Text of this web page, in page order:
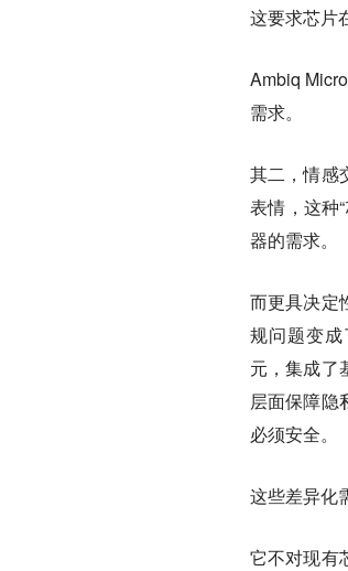
这要求芯片
Ambiq
需求。
其二，情感
表情，这种
器的需求。
而更具决定
规问题变
元，集成了
层面保障隐
必须安全。
这些差异化
它不对现有